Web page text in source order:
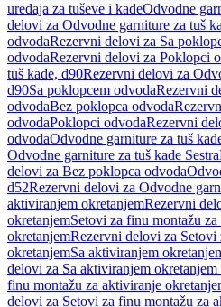
uređaja za tuševe i kadeOdvodne
delovi za Odvodne garniture za tuš
odvodaRezervni delovi za Sa
odvodaRezervni delovi za Poklopci
tuš kade, d90Rezervni delovi za
d90Sa poklopcem odvodaRezervni
odvodaBez poklopca odvoda
odvodaPoklopci odvodaRezervni
odvodaOdvodne garniture za tuš
Odvodne garniture za tuš kade Sestra
delovi za Bez poklopca odvoda
d52Rezervni delovi za Odvodne
aktiviranjem okretanjemRezervni
okretanjemSetovi za finu montažu
okretanjemRezervni delovi za
okretanjemSa aktiviranjem
delovi za Sa aktiviranjem
finu montažu za aktiviranje
delovi za Setovi za finu montažu za